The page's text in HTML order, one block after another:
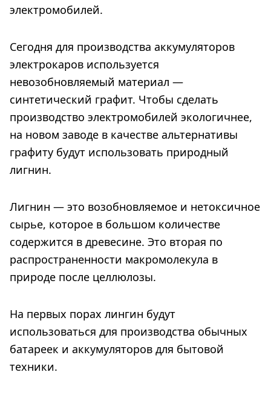
электромобилей.
Сегодня для производства аккумуляторов
электрокаров используется
невозобновляемый материал —
синтетический графит. Чтобы сделать
производство электромобилей экологичнее,
на новом заводе в качестве альтернативы
графиту будут использовать природный
лигнин.
Лигнин — это возобновляемое и нетоксичное
сырье, которое в большом количестве
содержится в древесине. Это вторая по
распространенности макромолекула в
природе после целлюлозы.
На первых порах лингин будут
использоваться для производства обычных
батареек и аккумуляторов для бытовой
техники.